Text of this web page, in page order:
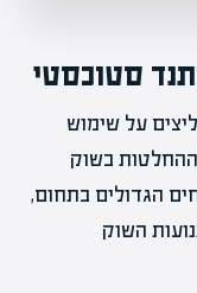
סטוכסטי
על שימוש
בשוק
הגדולים בתחום,
השוק